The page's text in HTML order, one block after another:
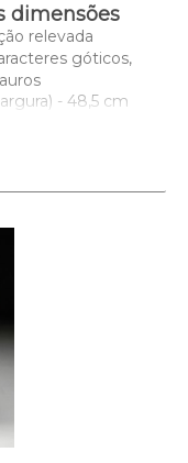
dimensões
relevada
góticos,
- 48,5 cm